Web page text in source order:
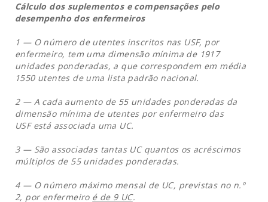
Cálculo dos suplementos e compensações pelo
desempenho dos enfermeiros
1 — O número de utentes inscritos nas USF, por
enfermeiro, tem uma dimensão mínima de 1917
unidades ponderadas, a que correspondem em média
1550 utentes de uma lista padrão nacional.
2 — A cada aumento de 55 unidades ponderadas da
dimensão mínima de utentes por enfermeiro das
USF está associada uma UC.
3 — São associadas tantas UC quantos os acréscimos
múltiplos de 55 unidades ponderadas.
4 — O número máximo mensal de UC, previstas no n.º
2, por enfermeiro é de 9 UC.